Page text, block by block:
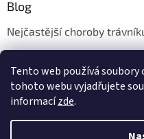
Tento web používá
tohoto webu vyjadřujete
informacízde.
Blog
Nejčastější choroby
Údržba trávníku v měsíci